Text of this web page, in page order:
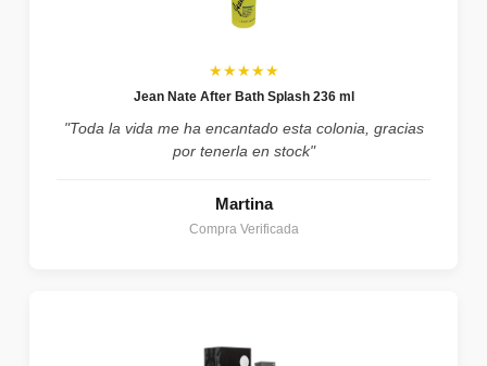
★★★★★
Jean Nate After Bath Splash 236 ml
"Toda la vida me ha encantado esta colonia, gracias
por tenerla en stock"
Martina
Compra Verificada